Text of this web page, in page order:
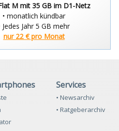
M mit 35 GB im D1-Netz
• monatlich kündbar
Jedes Jahr 5 GB mehr
nur 22 € pro Monat
Services
• Newsarchiv
• Ratgeberarchiv